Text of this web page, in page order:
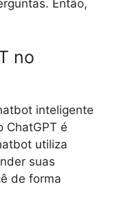
Então,
no
inteligente
ChatGPT é
utiliza
suas
de forma